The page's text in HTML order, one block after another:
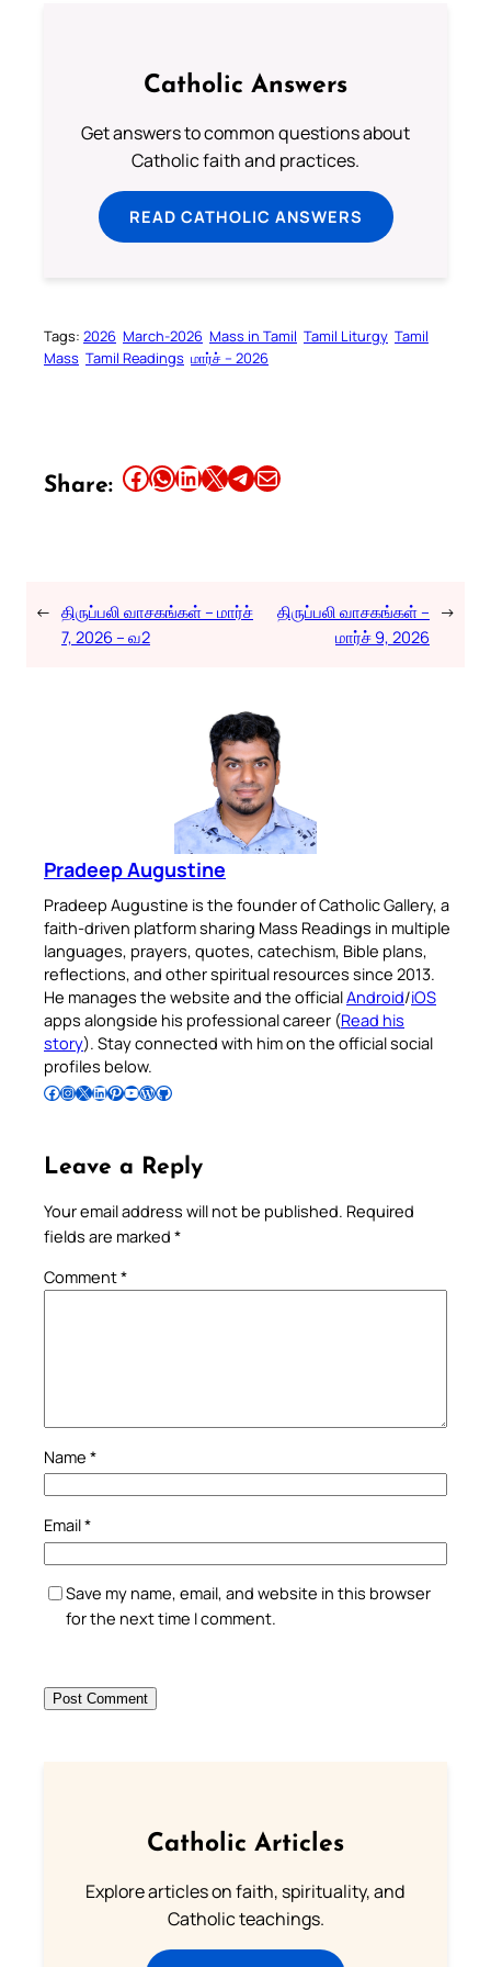
Catholic Answers
Get answers to common questions about
Catholic faith and practices.
READ CATHOLIC ANSWERS
Tags: 2026 March-2026 Mass in Tamil Tamil Liturgy Tamil
Mass Tamil Readings மார்ச் – 2026
Share: Share this article on Facebook Share this article on WhatsApp Share this article on LinkedIn Share this article on X Share this article on TelegramEmail this Article
← திருப்பலி வாசகங்கள் – மார்ச்
7, 2026 – வ2
திருப்பலி வாசகங்கள் –
மார்ச் 9, 2026
→
Pradeep Augustine
Pradeep Augustine is the founder of Catholic Gallery, a
faith-driven platform sharing Mass Readings in multiple
languages, prayers, quotes, catechism, Bible plans,
reflections, and other spiritual resources since 2013.
He manages the website and the officialAndroid/iOS
apps alongside his professional career (Read his
story). Stay connected with him on the official social
profiles below.
Follow Pradeep on Facebook Follow Pradeep on InstagramFollow Pradeep on X Follow Pradeep on LinkedIn Follow Pradeep on Pinterest Subscribe to Pradeep’s Youtube Channel Follow Pradeep on WordPress Follow Pradeep on GitHub
Leave a Reply
Your email address will not be published. Required
fields are marked *
Comment*
Name *
Email*
Save my name, email, and website in this browser
for the next time I comment.
Catholic Articles
Explore articles on faith, spirituality, and
Catholic teachings.